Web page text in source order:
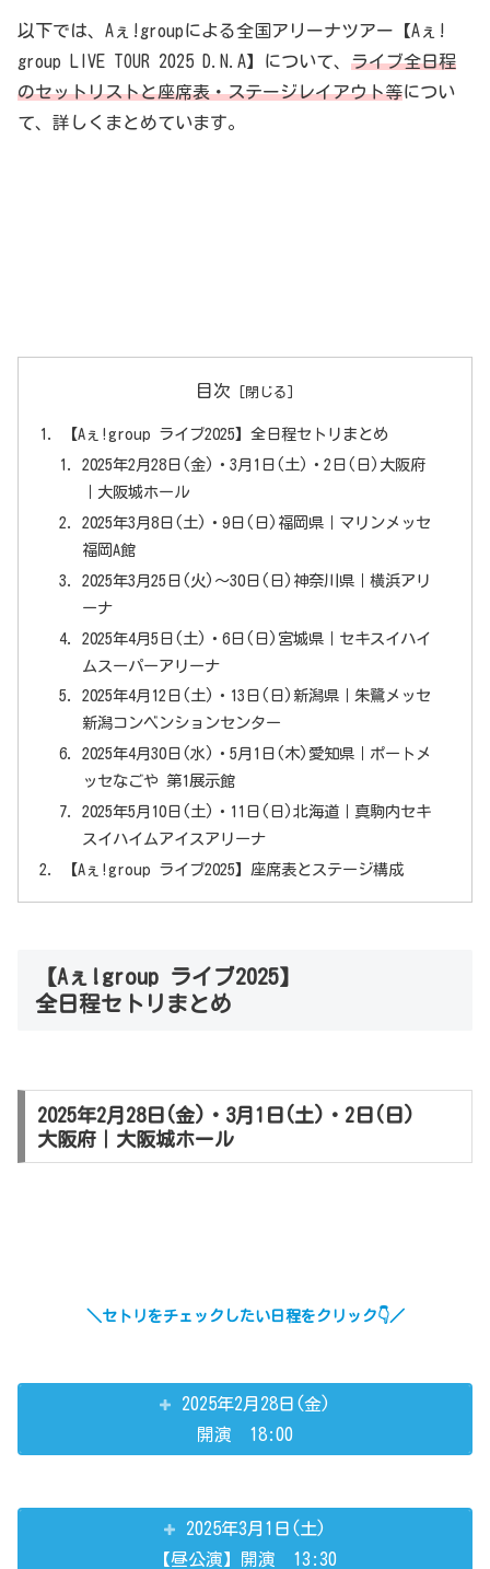
以下では、Aぇ!groupによる全国アリーナツアー【Aぇ!
group LIVE TOUR 2025 D.N.A】について、 ライブ全日程
のセットリストと座席表・ステージレイアウト等につい
て、詳しくまとめています。
目次
【Aぇ!group ライブ2025】全日程セトリまとめ
2025年2月28日(金)・3月1日(土)・2日(日)大阪府
｜大阪城ホール
2025年3月8日(土)・9日(日)福岡県｜マリンメッセ
福岡A館
2025年3月25日(火)～30日(日)神奈川県｜横浜アリ
ーナ
2025年4月5日(土)・6日(日)宮城県｜セキスイハイ
ムスーパーアリーナ
2025年4月12日(土)・13日(日)新潟県｜朱鷺メッセ
新潟コンベンションセンター
2025年4月30日(水)・5月1日(木)愛知県｜ポートメ
ッセなごや 第1展示館
2025年5月10日(土)・11日(日)北海道｜真駒内セキ
スイハイムアイスアリーナ
【Aぇ!group ライブ2025】座席表とステージ構成
【Aぇ!group ライブ2025】
全日程セトリまとめ
2025年2月28日(金)・3月1日(土)・2日(日)
大阪府｜大阪城ホール
＼セトリをチェックしたい日程をクリック👇／
2025年2月28日(金)
開演 18:00
2025年3月1日(土)
【昼公演】開演 13:30